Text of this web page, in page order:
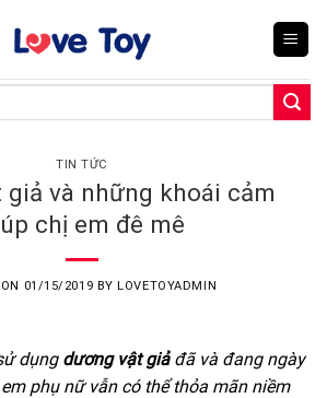
TIN TỨC
giả và những khoái cảm
chị em đê mê
01/15/2019 BYLOVETOYADMIN
dụng dương vật giảđã và đang ngày
phụ nữ vẫn có thể thỏa mãn niềm